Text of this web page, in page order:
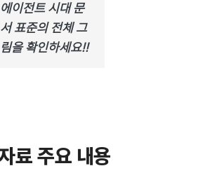
에이전트 시대 문
서 표준의 전체 그
림을 확인하세요!!
료 주요 내용